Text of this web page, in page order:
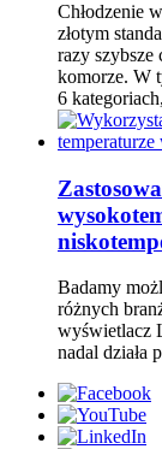
Chłodzenie
złotym
razy szybsze
komorze. W
6
Badamy
różnych
wyświetlacz
nadal działa